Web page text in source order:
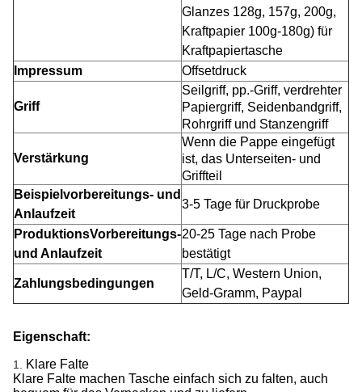
Glanzes 128g, 157g, 200g,
Kraftpapier 100g-180g) für
Kraftpapiertasche
Impressum
Offsetdruck
Griff
Seilgriff, pp.-Griff, verdrehter
Papiergriff, Seidenbandgriff,
Rohrgriff und Stanzengriff
Verstärkung
Wenn die Pappe eingefügt
ist, das Unterseiten- und
Griffteil
Beispielvorbereitungs- und
Anlaufzeit
3-5 Tage für Druckprobe
ProduktionsVorbereitungs-
und Anlaufzeit
20-25 Tage nach Probe
bestätigt
Zahlungsbedingungen
T/T, L/C, Western Union,
Geld-Gramm, Paypal
Eigenschaft:
1.
Klare Falte
Klare Falte machen Tasche einfach sich zu falten, auch